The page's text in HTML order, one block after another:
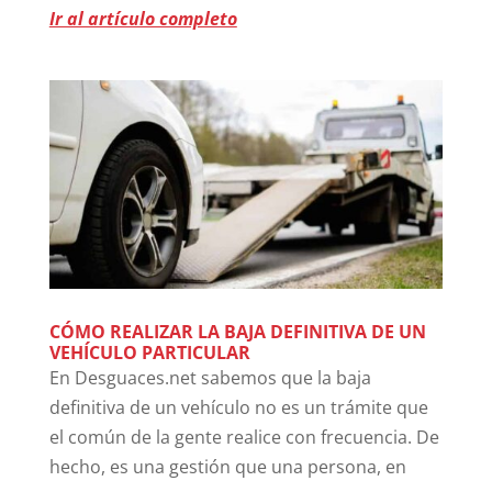
Ir al artículo completo
CÓMO REALIZAR LA BAJA DEFINITIVA DE UN
VEHÍCULO PARTICULAR
En Desguaces.net sabemos que la baja
definitiva de un vehículo no es un trámite que
el común de la gente realice con frecuencia. De
hecho, es una gestión que una persona, en